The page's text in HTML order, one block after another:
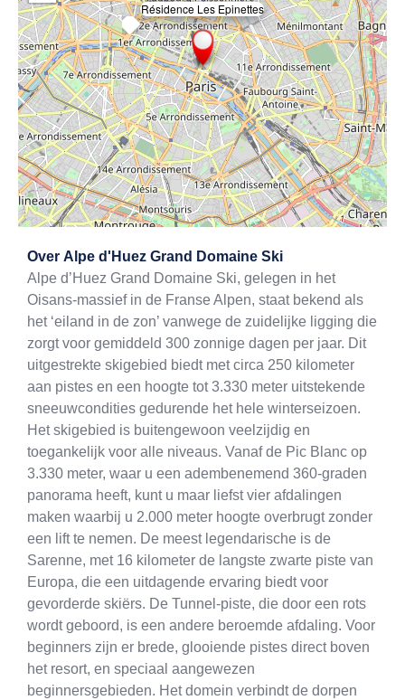
Résidence Les Epinettes
×
Over Alpe d'Huez Grand Domaine Ski
Alpe d’Huez Grand Domaine Ski, gelegen in het
Oisans-massief in de Franse Alpen, staat bekend als
het ‘eiland in de zon’ vanwege de zuidelijke ligging die
zorgt voor gemiddeld 300 zonnige dagen per jaar. Dit
uitgestrekte skigebied biedt met circa 250 kilometer
aan pistes en een hoogte tot 3.330 meter uitstekende
sneeuwcondities gedurende het hele winterseizoen.
Het skigebied is buitengewoon veelzijdig en
toegankelijk voor alle niveaus. Vanaf de Pic Blanc op
3.330 meter, waar u een adembenemend 360-graden
panorama heeft, kunt u maar liefst vier afdalingen
maken waarbij u 2.000 meter hoogte overbrugt zonder
een lift te nemen. De meest legendarische is de
Sarenne, met 16 kilometer de langste zwarte piste van
Europa, die een uitdagende ervaring biedt voor
gevorderde skiërs. De Tunnel-piste, die door een rots
wordt geboord, is een andere beroemde afdaling. Voor
beginners zijn er brede, glooiende pistes direct boven
het resort, en speciaal aangewezen
beginnersgebieden. Het domein verbindt de dorpen